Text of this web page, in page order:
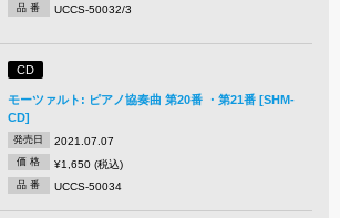
品 番 UCCS-50032/3
CD
モーツァルト: ピアノ協奏曲 第20番 ・第21番 [SHM-
CD]
発売日 2021.07.07
価 格 ¥1,650 (税込)
品 番 UCCS-50034